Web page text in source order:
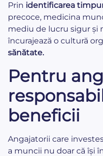
Prin identificarea
precoce, medicina
mediu de lucru sigur și
încurajează o cultură
sănătate.
Pentru
beneficii
Angajatorii care
a muncii nu doar că își